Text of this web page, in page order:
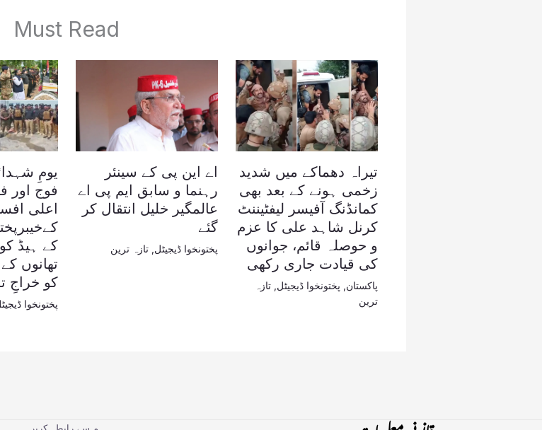
Must Read
تیراہ دھماکے میں شدید
زخمی ہونے کے بعد بھی
کمانڈنگ آفیسر لیفٹیننٹ
کرنل شاہد علی کا عزم
و حوصلہ قائم، جوانوں
کی قیادت جاری رکھی
پاکستان پختونخوا ڈیجیٹل تازہ
ترین
اے این پی کے سینئر
رہنما و سابق ایم پی اے
عالمگیر خلیل انتقال کر
گئے
پختونخوا ڈیجیٹل ,تازہ ترین
یومِ
فوج اور
اعلی
کے ہیڈ
تھانوں
کو خراجِ
پختونخوا